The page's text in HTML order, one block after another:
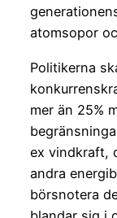
atomsopor
Politikerna
mer än 25%
ex vindkraft,
andra
börsnotera